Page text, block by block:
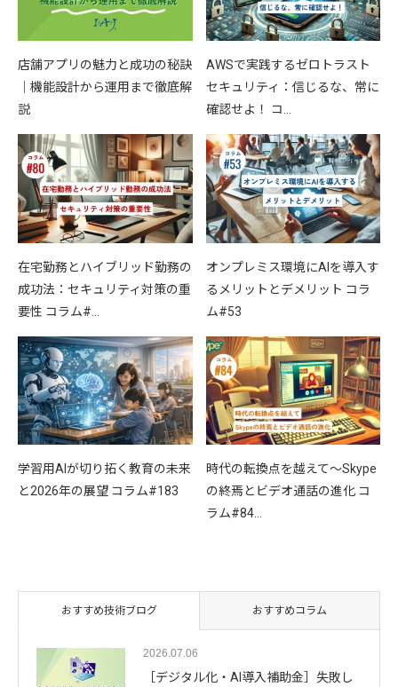
店舗アプリの魅力と成功の秘訣
｜機能設計から運用まで徹底解
説
AWSで実践するゼロトラスト
セキュリティ：信じるな、常に
確認せよ！ コ…
在宅勤務とハイブリッド勤務の
成功法：セキュリティ対策の重
要性 コラム#…
オンプレミス環境にAIを導入す
るメリットとデメリット コラ
ム#53
学習用AIが切り拓く教育の未来
と2026年の展望 コラム#183
時代の転換点を越えて〜Skype
の終焉とビデオ通話の進化 コ
ラム#84…
おすすめ技術ブログ おすすめコラム
2026.07.06
［デジタル化・AI導入補助金］失敗し